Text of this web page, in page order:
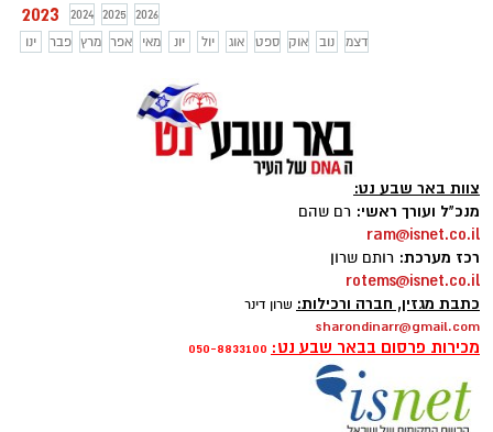
2023 2024 2025
2026
ינו
פבר מרץ אפר מאי יונ יול אוג ספט אוק נוב דצמ
צוות באר שבע נט:
מנכ"ל ועורך ראשי: רם שהם
ram@isnet.co.il
רכז מערכת: רותם שרון
rotems@isnet.co.il
כתבת מגזין, חברה ורכילות: שרון דינר
sharondinarr@gmail.com
מכירות פרסום בבאר שבע נט: 050-8833100